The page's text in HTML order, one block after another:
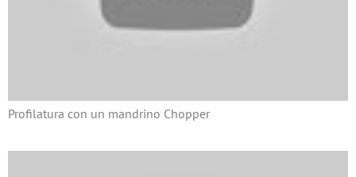
Profilatura con un mandrino Chopper